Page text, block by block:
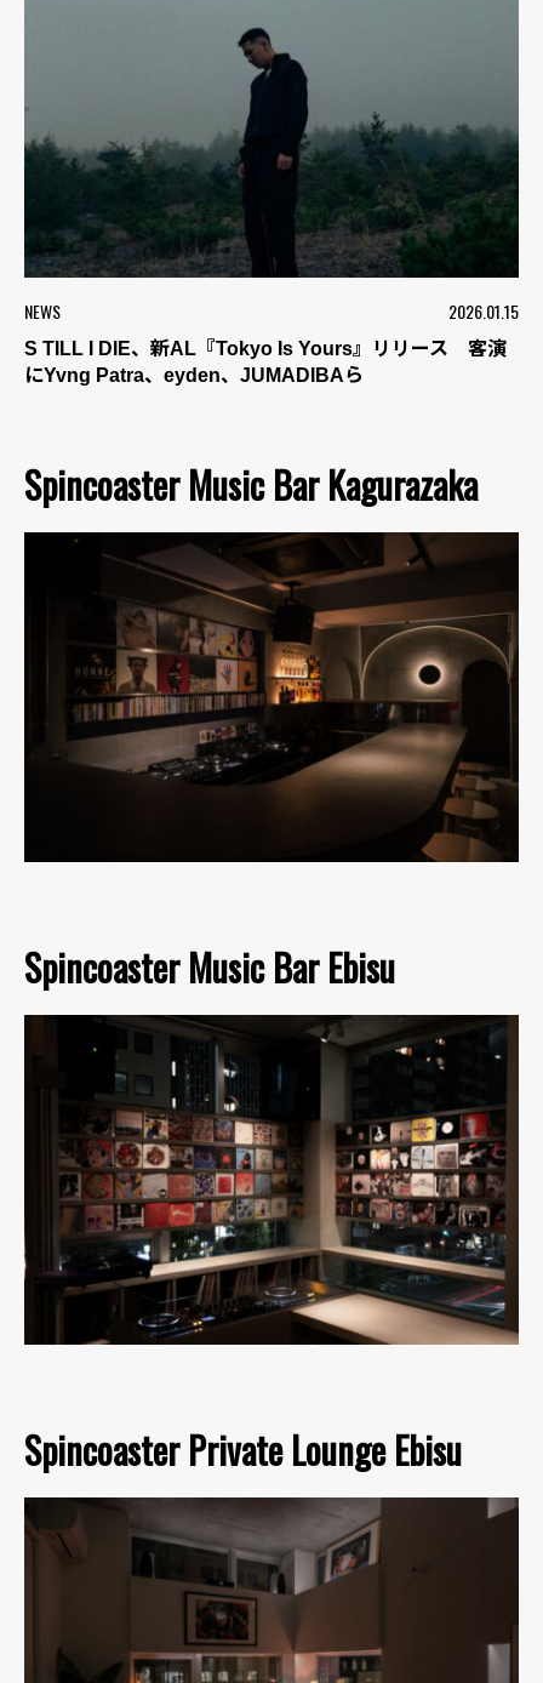
NEWS 2026.01.15
S TILL I DIE、新AL『Tokyo Is Yours』リリース 客演
にYvng Patra、eyden、JUMADIBAら
Spincoaster Music Bar Kagurazaka
Spincoaster Music Bar Ebisu
Spincoaster Private Lounge Ebisu